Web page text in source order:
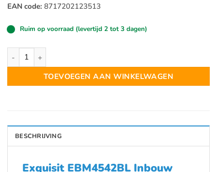
EAN code: 8717202123513
Ruim op voorraad (levertijd 2 tot 3 dagen)
Exquisit EBM4542BL Inbouw Combi Magnetron aantal
TOEVOEGEN AAN WINKELWAGEN
BESCHRIJVING
Exquisit EBM4542BL Inbouw